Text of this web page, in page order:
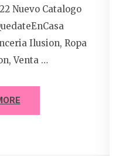
Nuevo Catalogo
Ilusion, Ropa
Venta …